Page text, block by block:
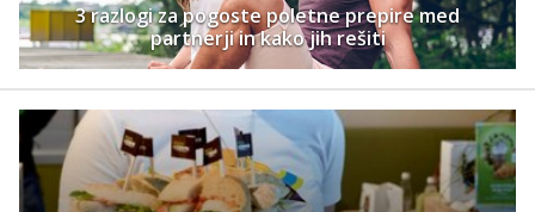
3 razlogi za pogoste poletne prepire med
partnerji in kako jih rešiti